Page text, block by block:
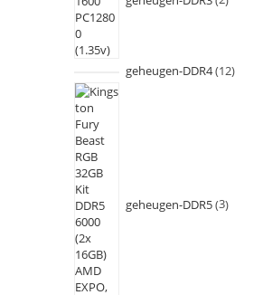
geheugen-DDR4 12
geheugen-DDR5 3